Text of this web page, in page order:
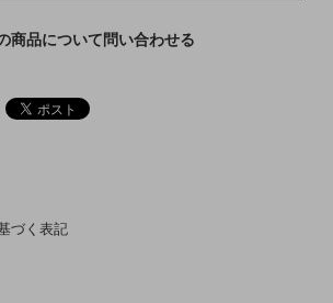
商品について問い合わせる
づく表記